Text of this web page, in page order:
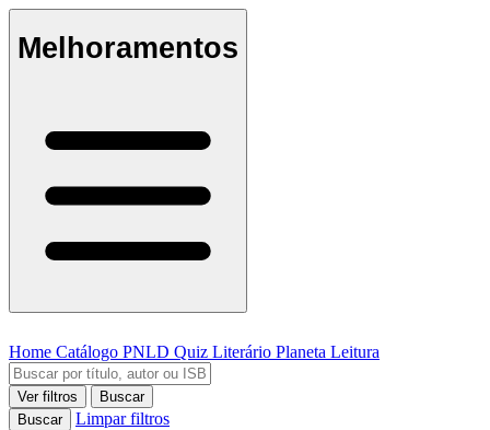
Melhoramentos
Home Catálogo PNLD Quiz Literário Planeta Leitura
Ver filtros
Buscar
Buscar
Limpar filtros